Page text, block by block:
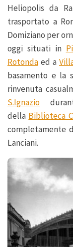
Heliopolis da
trasportato a
Domiziano per
oggi situati in
Rotonda ed a
basamento e la
rinvenuta
S.Ignazio
della Biblioteca
completamente
Lanciani.